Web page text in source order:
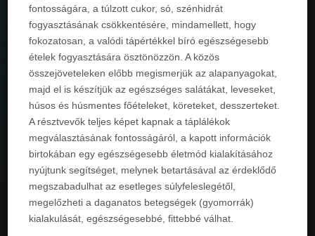
fontosságára, a túlzott cukor, só, szénhidrát
fogyasztásának csökkentésére, mindamellett, hogy
fokozatosan, a valódi tápértékkel bíró egészségesebb
ételek fogyasztására ösztönözzön. A közös
összejöveteleken előbb megismerjük az alapanyagokat,
majd el is készítjük az egészséges salátákat, leveseket,
húsos és húsmentes főételeket, köreteket, desszerteket.
A résztvevők teljes képet kapnak a táplálékok
megválasztásának fontosságáról, a kapott információk
birtokában egy egészségesebb életmód kialakításához
nyújtunk segítséget, melynek betartásával az érdeklődő
megszabadulhat az esetleges súlyfeleslegétől,
megelőzheti a daganatos betegségek (gyomorrák)
kialakulását, egészségesebbé, fittebbé válhat.